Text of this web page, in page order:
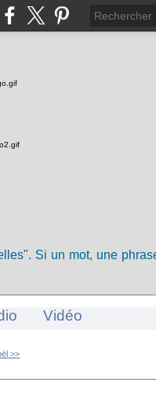
Si un mot, une
Vidéo
>>